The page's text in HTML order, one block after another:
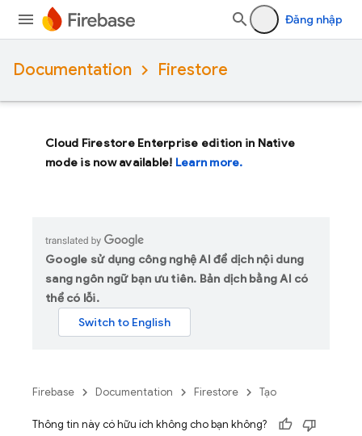
Đăng nhập
Documentation Firestore
Cloud Firestore Enterprise edition in Native
mode is now available! Learn more.
Google sử dụng công nghệ AI để dịch nội dung
sang ngôn ngữ bạn ưu tiên. Bản dịch bằng AI có
thể có lỗi.
Firebase Documentation Firestore Tạo
Thông tin này có hữu ích không cho bạn không?